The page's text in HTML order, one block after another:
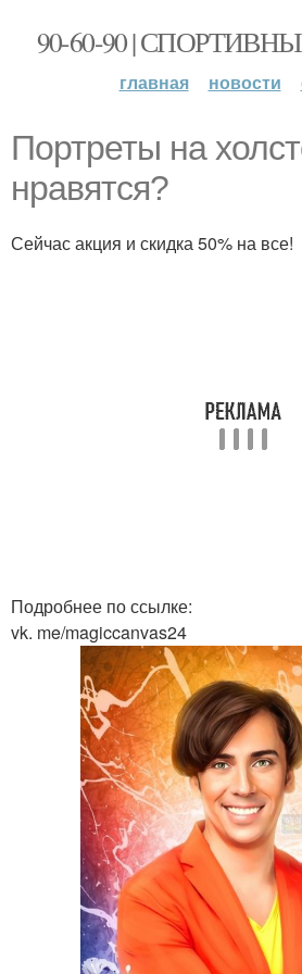
90-60-90 |
главная новости
Портреты на
нравятся?
Сейчас акция и скидка 50% на все!
Подробнее по ссылке:
vk. me/magiccanvas24